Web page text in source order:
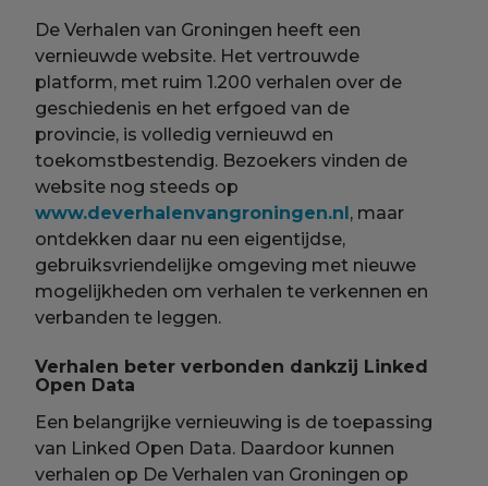
De Verhalen van Groningen heeft een
vernieuwde website. Het vertrouwde
platform, met ruim 1.200 verhalen over de
geschiedenis en het erfgoed van de
provincie, is volledig vernieuwd en
toekomstbestendig. Bezoekers vinden de
website nog steeds op
www.deverhalenvangroningen.nl , maar
ontdekken daar nu een eigentijdse,
gebruiksvriendelijke omgeving met nieuwe
mogelijkheden om verhalen te verkennen en
verbanden te leggen.
Verhalen beter verbonden dankzij Linked
Open Data
Een belangrijke vernieuwing is de toepassing
van Linked Open Data. Daardoor kunnen
verhalen op De Verhalen van Groningen op